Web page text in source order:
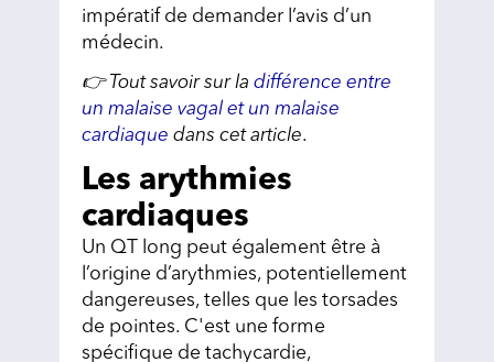
impératif de demander l’avis d’un
médecin.
👉 Tout savoir sur la différence entre
un malaise vagal et un malaise
cardiaque dans cet article.
Les arythmies
cardiaques
Un QT long peut également être à
l’origine d’arythmies, potentiellement
dangereuses, telles que les torsades
de pointes. C'est une forme
spécifique de tachycardie,